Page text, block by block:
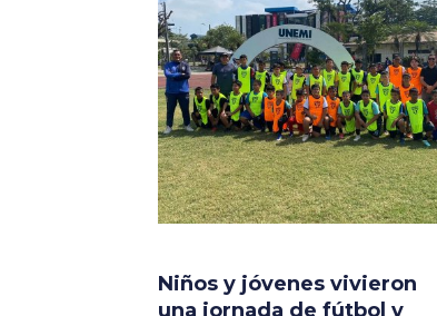
Niños y jóvenes vivieron
una jornada de fútbol y